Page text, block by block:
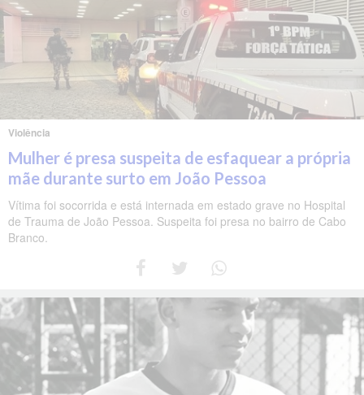
Violência
Mulher é presa suspeita de esfaquear a própria
mãe durante surto em João Pessoa
Vítima foi socorrida e está internada em estado grave no Hospital
de Trauma de João Pessoa. Suspeita foi presa no bairro de Cabo
Branco.